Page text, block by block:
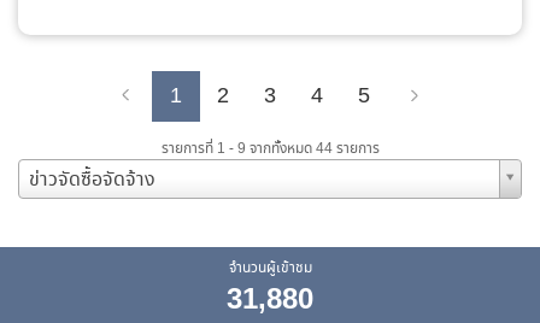
Previous
1 2 3 4 5
รายการที่ 1 - 9 จากทั้งหมด 44 รายการ
ข่าวจัดซื้อจัดจ้าง
จำนวนผู้เข้าชม
31,880